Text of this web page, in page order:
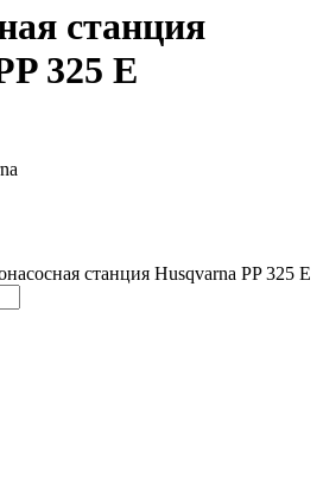
станция
325 E
станция Husqvarna PP 325 E